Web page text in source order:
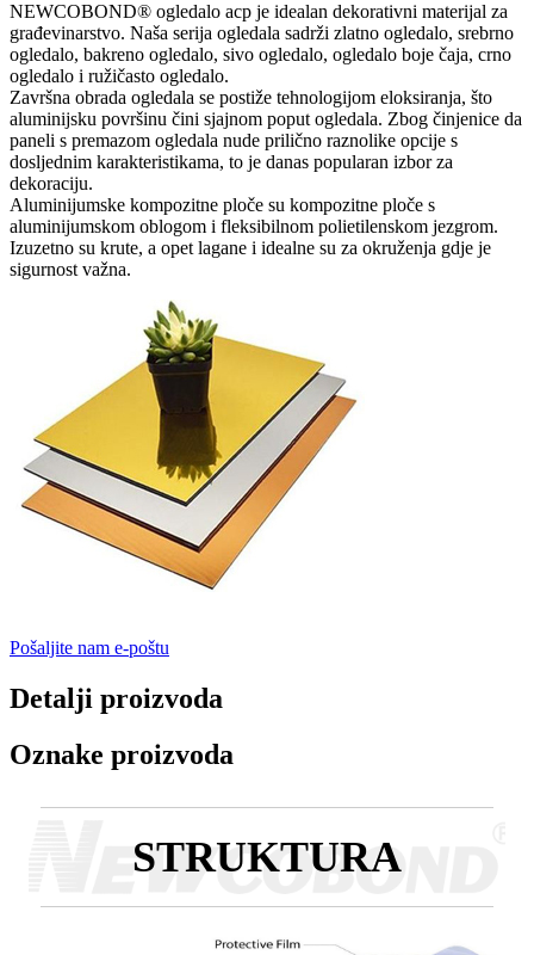
NEWCOBOND® ogledalo acp je idealan dekorativni materijal za
građevinarstvo. Naša serija ogledala sadrži zlatno ogledalo, srebrno
ogledalo, bakreno ogledalo, sivo ogledalo, ogledalo boje čaja, crno
ogledalo i ružičasto ogledalo.
Završna obrada ogledala se postiže tehnologijom eloksiranja, što
aluminijsku površinu čini sjajnom poput ogledala. Zbog činjenice da
paneli s premazom ogledala nude prilično raznolike opcije s
dosljednim karakteristikama, to je danas popularan izbor za
dekoraciju.
Aluminijumske kompozitne ploče su kompozitne ploče s
aluminijumskom oblogom i fleksibilnom polietilenskom jezgrom.
Izuzetno su krute, a opet lagane i idealne su za okruženja gdje je
sigurnost važna.
Pošaljite nam e-poštu
Detalji proizvoda
Oznake proizvoda
STRUKTURA